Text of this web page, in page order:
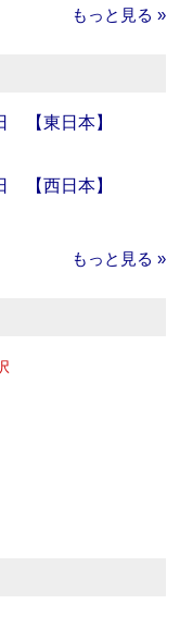
もっと見る »
【東日本】
【西日本】
もっと見る »